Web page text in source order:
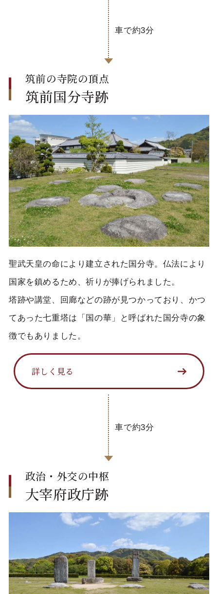
車で約3分
筑前の寺院の頂点
筑前国分寺跡
聖武天皇の命により建立された国分寺。仏法により
国家を鎮めるため、祈りが捧げられました。
塔跡や講堂、回廊などの跡が見つかっており、かつ
てあった七重塔は「国の華」と呼ばれた国分寺の象
徴でもありました。
詳しく見る
車で約3分
政治・外交の中枢
大宰府政庁跡